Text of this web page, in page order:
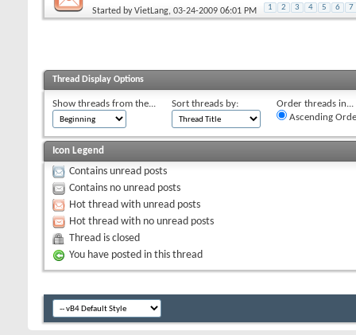
Started byVietLang, 03-24-2009 06:01 PM 1 2 3 4 5 6 7
Thread Display Options
Show threads from the... Sort threads by:
Order threads in...
Ascending
Icon Legend
Contains unread posts
Contains no unread posts
Hot thread with unread posts
Hot thread with no unread posts
Thread is closed
You have posted in this thread